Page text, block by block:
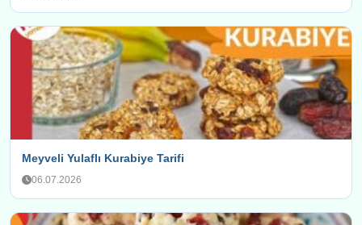
Meyveli Yulaflı Kurabiye Tarifi
06.07.2026